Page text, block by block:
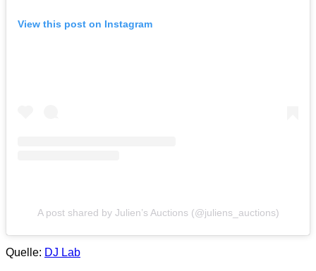
View this post on Instagram
A post shared by Julien’s Auctions (@juliens_auctions)
Quelle: DJ Lab